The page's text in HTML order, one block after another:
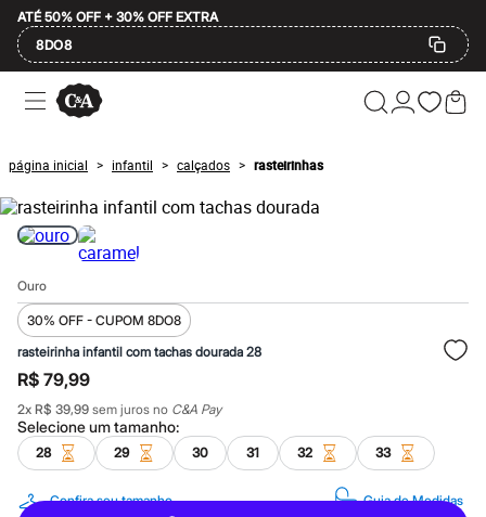
ATÉ 50% OFF + 30% OFF EXTRA
8DO8
Ofertas
Compre por Departamento
Masculino
Infantil
Calçados
Mindse7
Plus Size
Até 20% off
Até 40% off
Até 60% off
A partir de 60% off
Feminino
Em alta
Inverno
Alfaiataria
Novidades
Roupas
Blusas e Camisetas
Básicos
Calças
Casacos e Jaquetas
página inicial > infantil > calçados > rasteirinhas
Ouro
30% OFF - CUPOM 8DO8
rasteirinha infantil com tachas dourada 28
R$ 79,99
2x R$ 39,99 sem juros no C&A Pay
Selecione umtamanho:
28 29 30 31 32 33
Confira seu tamanho Guia de Medidas